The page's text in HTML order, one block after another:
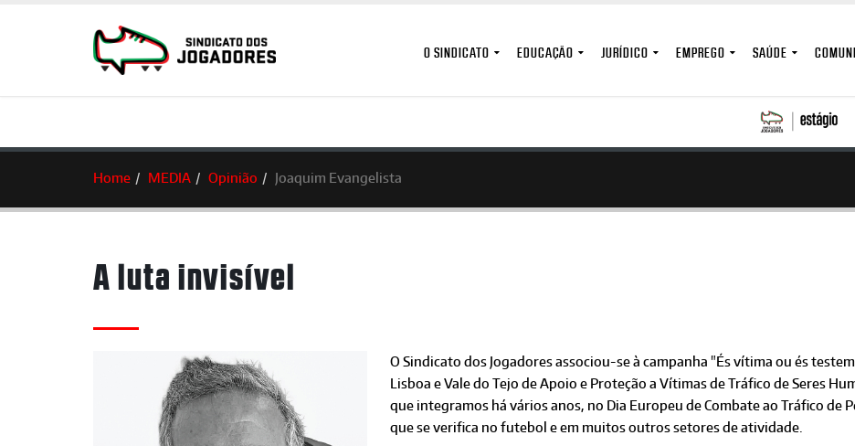
O SINDICATO EDUCAÇÃO JURÍDICO EMPREGO SAÚDE
Home MEDIA Opinião Joaquim Evangelista
A luta invisível
O Sindicato dos Jogadores associou-se à campanha "És vítima ou és
Lisboa e Vale do Tejo de Apoio e Proteção a Vítimas de Tráfico de Seres
que integramos há vários anos, no Dia Europeu de Combate ao Tráfico de
que se verifica no futebol e em muitos outros setores de atividade.